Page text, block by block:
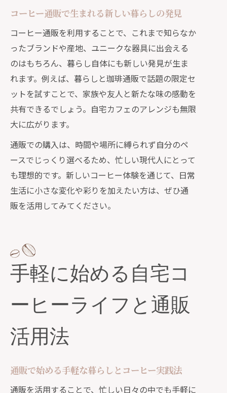
コーヒー通販で生まれる新しい暮らしの発見
コーヒー通販を利用することで、これまで知らなか
ったブランドや産地、ユニークな器具に出会える
のはもちろん、暮らし自体にも新しい発見が生ま
れます。例えば、暮らしと珈琲通販で話題の限定セ
ットを試すことで、家族や友人と新たな味の感動を
共有できるでしょう。自宅カフェのアレンジも無限
大に広がります。
通販での購入は、時間や場所に縛られず自分のペ
ースでじっくり選べるため、忙しい現代人にとって
も理想的です。新しいコーヒー体験を通じて、日常
生活に小さな変化や彩りを加えたい方は、ぜひ通
販を活用してみてください。
手軽に始める自宅コ
ーヒーライフと通販
活用法
通販で始める手軽な暮らしとコーヒー実践法
通販を活用することで、忙しい日々の中でも手軽に